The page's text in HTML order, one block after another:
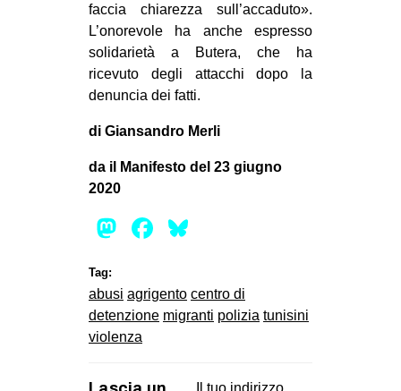
faccia chiarezza sull’accaduto».
L’onorevole ha anche espresso
solidarietà a Butera, che ha
ricevuto degli attacchi dopo la
denuncia dei fatti.
di Giansandro Merli
da il Manifesto del 23 giugno
2020
Mastodon
Facebook
Tag:
abusi agrigento centro di
detenzione migranti polizia tunisini
violenza
Il tuo indirizzo